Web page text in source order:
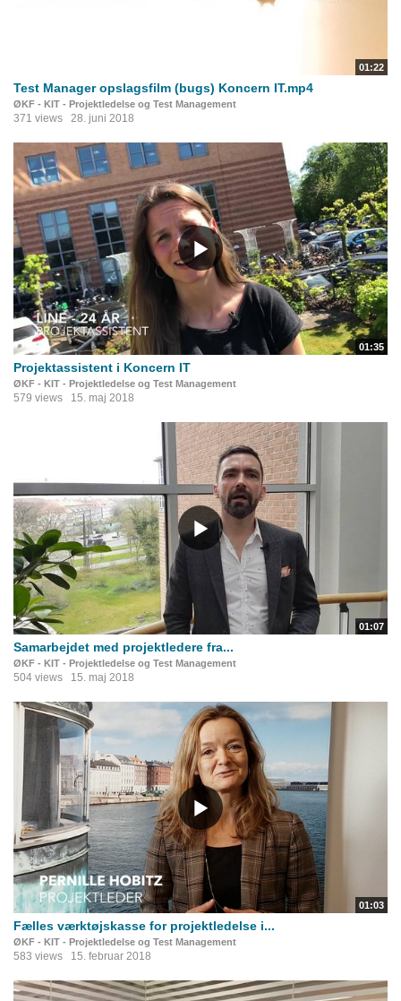
01:22
Test Manager opslagsfilm (bugs) Koncern IT.mp4
ØKF - KIT - Projektledelse og Test Management
371 views 28. juni 2018
01:35
Projektassistent i Koncern IT
ØKF - KIT - Projektledelse og Test Management
579 views 15. maj 2018
01:07
Samarbejdet med projektledere fra...
ØKF - KIT - Projektledelse og Test Management
504 views 15. maj 2018
01:03
Fælles værktøjskasse for projektledelse i...
ØKF - KIT - Projektledelse og Test Management
583 views 15. februar 2018